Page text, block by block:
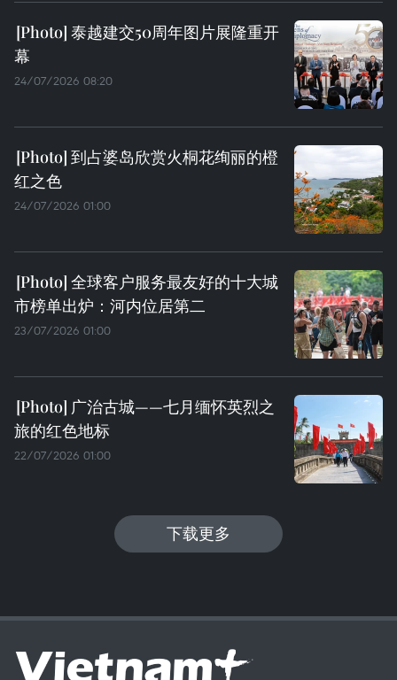
泰越建交50周年图片展隆重开
幕
24/07/2026 08:20
到占婆岛欣赏火桐花绚丽的橙
红之色
24/07/2026 01:00
全球客户服务最友好的十大城
市榜单出炉：河内位居第二
23/07/2026 01:00
广治古城——七月缅怀英烈之
旅的红色地标
22/07/2026 01:00
下载更多